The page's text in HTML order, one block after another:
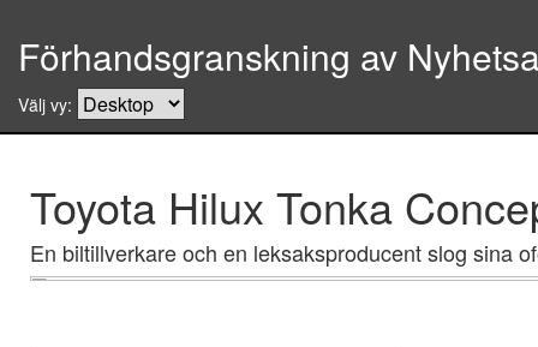
Förhandsgranskning av
Välj vy:
Toyota Hilux Tonka
En biltillverkare och en leksaksproducent slog sina